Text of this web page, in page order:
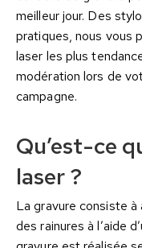
meilleur jour. Des
pratiques, nous vous
laser les plus
modération lors de
campagne.
Qu’est-ce
laser ?
La gravure consiste
des rainures à l’aide